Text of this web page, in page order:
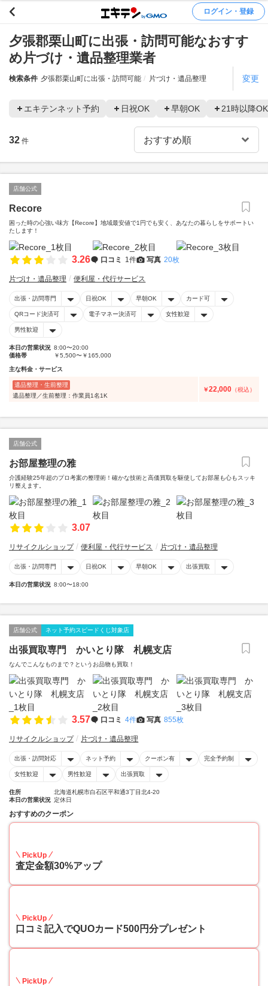
ログイン・登録
夕張郡栗山町に出張・訪問可能なおすす
め片づけ・遺品整理業者
検索条件 夕張郡栗山町に出張・訪問可能 片づけ・遺品整理 変更
エキテンネット予約 日祝OK 早朝OK 21時以降OK
32 件
店舗公式
Recore
困った時の心強い味方【Recore】地域最安値で1円でも安く、あなたの暮らしをサポートい
たします！
3.26 口コミ 1件 写真 20枚
片づけ・遺品整理 便利屋・代行サービス
出張・訪問専門 日祝OK 早朝OK カード可
QRコード決済可 電子マネー決済可 女性歓迎
男性歓迎
本日の営業状況 8:00〜20:00
価格帯
￥5,500〜￥165,000
主な料金・サービス
遺品整理・生前整理
遺品整理／生前整理：作業員1名1K
￥22,000 （税込）
店舗公式
お部屋整理の雅
介護経験25年超のプロ考案の整理術！確かな技術と高価買取を駆使してお部屋も心もスッキ
リ整えます。
3.07
リサイクルショップ 便利屋・代行サービス 片づけ・遺品整理
出張・訪問専門 日祝OK 早朝OK 出張買取
本日の営業状況 8:00〜18:00
店舗公式 ネット予約スピードくじ対象店
出張買取専門 かいとり隊 札幌支店
なんでこんなものまで？というお品物も買取！
3.57 口コミ 4件 写真 855枚
リサイクルショップ 片づけ・遺品整理
出張・訪問対応 ネット予約 クーポン有 完全予約制
女性歓迎 男性歓迎 出張買取
住所
北海道札幌市白石区平和通3丁目北4-20
本日の営業状況 定休日
おすすめのクーポン
PickUp
査定金額30%アップ
PickUp
口コミ記入でQUOカード500円分プレゼント
PickUp